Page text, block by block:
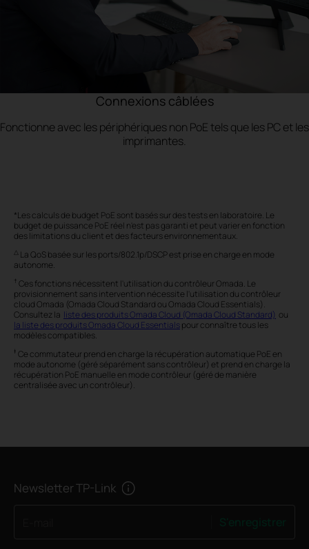
Connexions câblées
Fonctionne avec les périphériques non PoE tels que les PC et les
imprimantes.
*Les calculs de budget PoE sont basés sur des tests en laboratoire. Le
budget de puissance PoE réel n'est pas garanti et peut varier en fonction
des limitations du client et des facteurs environnementaux.
△ La QoS basée sur les ports/802.1p/DSCP est prise en charge en mode
autonome.
† Ces fonctions nécessitent l'utilisation du contrôleur Omada. Le
provisionnement sans intervention nécessite l'utilisation du contrôleur
cloud Omada (Omada Cloud Standard ou Omada Cloud Essentials).
Consultez la liste des produits Omada Cloud (Omada Cloud Standard) ou
la liste des produits Omada Cloud Essentialspour connaître tous les
modèles compatibles.
‡ Ce commutateur prend en charge la récupération automatique PoE en
mode autonome (géré séparément sans contrôleur) et prend en charge la
récupération PoE manuelle en mode contrôleur (géré de manière
centralisée avec un contrôleur).
Newsletter TP-Link